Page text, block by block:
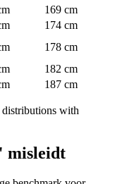
169 cm
174 cm
178 cm
182 cm
187 cm
with
misleidt